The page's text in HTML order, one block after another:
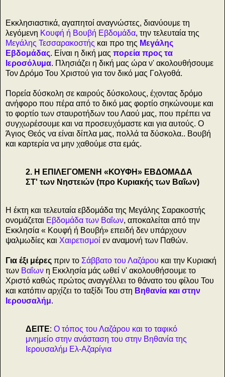
Εκκλησιαστικά, αγαπητοί αναγνώστες, διανύουμε τη
λεγόμενη Κουφή ή Βουβή Εβδομάδα, την τελευταία της
Μεγάλης Τεσσαρακοστής και προ της Μεγάλης
Εβδομάδας. Είναι η δική μας πορεία προς τα
Ιεροσόλυμα. Πλησιάζει η δική μας ώρα ν' ακολουθήσουμε
Τον Δρόμο Του Χριστού για τον δικό μας Γολγοθά.
Πορεία δύσκολη σε καιρούς δύσκολους, έχοντας δρόμο
ανήφορο που πέρα από το δικό μας φορτίο σηκώνουμε και
το φορτίο των σταυροτήδων του Λαού μας, που πρέπει να
συγχωρέσουμε και να προσευχόμαστε και για αυτούς. Ο
Άγιος Θεός να είναι δίπλα μας, πολλά τα δύσκολα.. Βουβή
και καρτερία να μην χαθούμε στα εμάς.
2. Η ΕΠΙΛΕΓΟΜΕΝΗ «ΚΟΥΦΗ» ΕΒΔΟΜΑΔΑ
ΣΤ' των Νηστειών (προ Κυριακής των Βαΐων)
Η έκτη και τελευταία εβδομάδα της Μεγάλης Σαρακοστής
ονομάζεται Εβδομάδα των Βαΐων, αποκαλείται από την
Εκκλησία « Κουφή ή Βουβή» επειδή δεν υπάρχουν
ψαλμωδίες και Χαιρετισμοί εν αναμονή των Παθών.
Για έξι μέρες πριν το Σάββατο του Λαζάρου και την Κυριακή
των Βαΐων η Εκκλησία μάς ωθεί ν' ακολουθήσουμε το
Χριστό καθώς πρώτος αναγγέλλει το θάνατο του φίλου Του
και κατόπιν αρχίζει το ταξίδι Του στη Βηθανία και στην
Ιερουσαλήμ.
ΔΕΙΤΕ: Ο τόπος του Λαζάρου και το ταφικό
μνημείο στην ανάσταση του στην Βηθανία της
Ιερουσαλήμ Ελ-Αζαρίγια